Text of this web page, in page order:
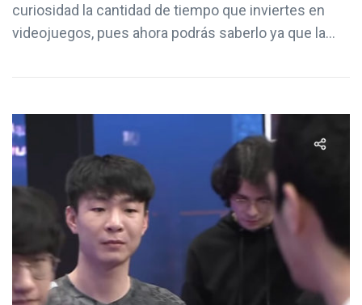
curiosidad la cantidad de tiempo que inviertes en
videojuegos, pues ahora podrás saberlo ya que la...